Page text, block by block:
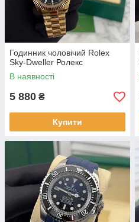
Годинник чоловічий Rolex
Sky-Dweller Ролекс
В наявності
5 880 ₴
Купити